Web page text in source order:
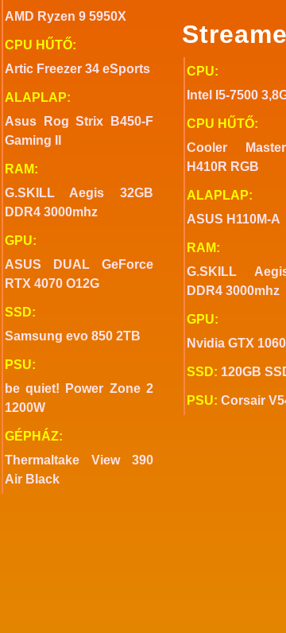
AMD Ryzen 9 5950X
CPU HŰTŐ:
Artic Freezer 34 eSports
ALAPLAP:
Asus Rog Strix B450-F
Gaming II
RAM:
G.SKILL Aegis 32GB
DDR4 3000mhz
GPU:
ASUS DUAL GeForce
RTX 4070 O12G
SSD:
Samsung evo 850 2TB
PSU:
be quiet! Power Zone 2
1200W
GÉPHÁZ:
Thermaltake View 390
Air Black
CPU:
Intel I5-7500
CPU HŰTŐ:
Cooler
H410R RGB
ALAPLAP:
ASUS H110M-A
RAM:
G.SKILL
DDR4 3000mhz
GPU:
Nvidia GTX
SSD: 120GB
PSU: Corsair